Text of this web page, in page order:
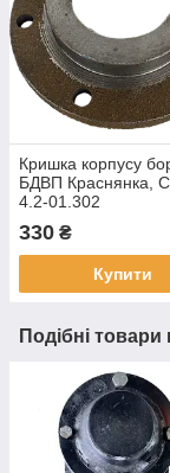
Кришка корпусу
БДВП Краснянка,
4.2-01.302
330 ₴
Купити
Подібні товари